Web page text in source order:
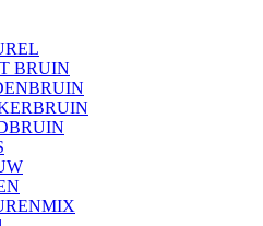
BRUIN